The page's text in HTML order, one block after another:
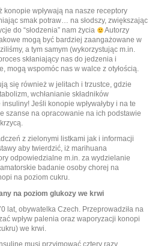
wpływają na nasze receptory
smak potraw… na słodszy, zwiększając
do “słodzenia” nam życia
Autorzy
mogą być bardziej zaangażowane w
a tym samym (wykorzystując m.in.
skłaniający nas do jedzenia i
mogą wspomóc nas w walce z otyłością.
się również w jelitach i trzustce, gdzie
wchłanianie składników
Jeśli konopie wpływałyby i na te
szanse na opracowanie na ich podstawie
z zielonymi listkami jak i informacji
aby twierdzić, iż marihuana
odpowiedzialne m.in. za wydzielanie
badanie osoby chorej na
na poziom cukru.
na poziom glukozy we krwi
lat, obywatelka Czech. Przeprowadziła na
wpływ palenia oraz waporyzacji konopi
we krwi.
musi przyjmować cztery razy